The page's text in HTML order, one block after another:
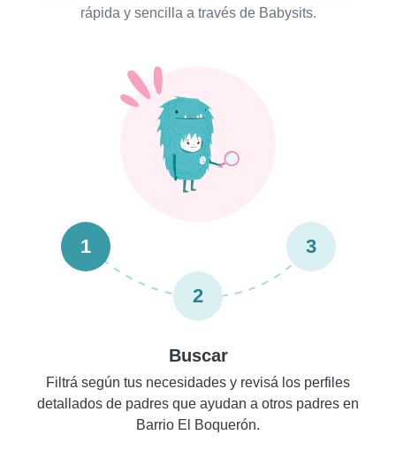
rápida y sencilla a través de Babysits.
1
2
3
Buscar
Filtrá según tus necesidades y revisá los perfiles
detallados de padres que ayudan a otros padres en
Barrio El Boquerón.